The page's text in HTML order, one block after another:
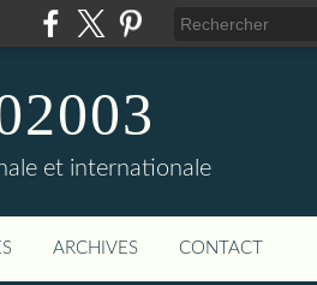
et internationale
ARCHIVES CONTACT